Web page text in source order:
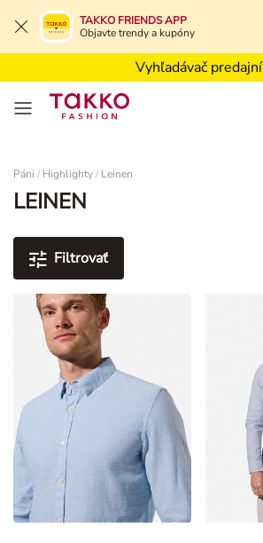
TAKKO FRIENDS APP
Objavte trendy a kupónyDlhodobo znížené ceny****
Vyhľadávač predajní
Páni / Highlighty / Leinen
LEINEN
Filtrovať